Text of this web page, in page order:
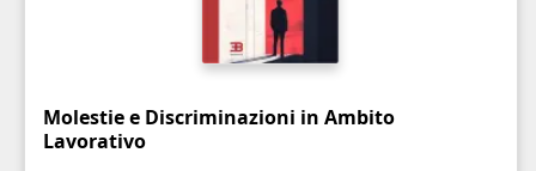
Molestie e Discriminazioni in Ambito
Lavorativo